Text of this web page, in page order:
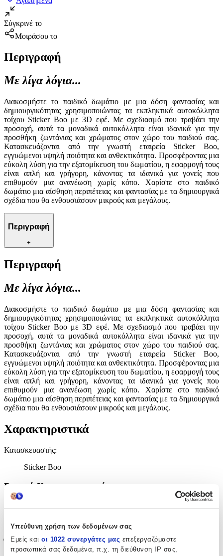
Υπεύθυνη χρήση των δεδομένων σας
Εμείς και οι 1022 συνεργάτες μας επεξεργαζόμαστε
προσωπικά σας δεδομένα, π.χ. τη διεύθυνση IP σας,
Σύγκρινέ το
Μοιράσου το
Περιγραφή
Με λίγα λόγια...
Διακοσμήστε το παιδικό δωμάτιο με μια δόση φαντασίας και
δημιουργικότητας χρησιμοποιώντας τα εκπληκτικά αυτοκόλλητα
τοίχου Sticker Boo με 3D εφέ. Με σχεδιασμό που τραβάει την
προσοχή, αυτά τα μοναδικά αυτοκόλλητα είναι ιδανικά για την
προσθήκη ζωντάνιας και χρώματος στον χώρο του παιδιού σας.
Κατασκευάζονται από την γνωστή εταιρεία Sticker Boo,
εγγυώμενοι υψηλή ποιότητα και ανθεκτικότητα. Προσφέροντας μια
εύκολη λύση για την εξατομίκευση του δωματίου, η εφαρμογή τους
είναι απλή και γρήγορη, κάνοντας τα ιδανικά για γονείς που
επιθυμούν μια ανανέωση χωρίς κόπο. Χαρίστε στο παιδικό
δωμάτιο μια αίσθηση περιπέτειας και φαντασίας με τα δημιουργικά
σχέδια που θα ενθουσιάσουν μικρούς και μεγάλους.
Περιγραφή
+
Περιγραφή
Με λίγα λόγια...
Διακοσμήστε το παιδικό δωμάτιο με μια δόση φαντασίας και
δημιουργικότητας χρησιμοποιώντας τα εκπληκτικά αυτοκόλλητα
τοίχου Sticker Boo με 3D εφέ. Με σχεδιασμό που τραβάει την
προσοχή, αυτά τα μοναδικά αυτοκόλλητα είναι ιδανικά για την
προσθήκη ζωντάνιας και χρώματος στον χώρο του παιδιού σας.
Κατασκευάζονται από την γνωστή εταιρεία Sticker Boo,
εγγυώμενοι υψηλή ποιότητα και ανθεκτικότητα. Προσφέροντας μια
εύκολη λύση για την εξατομίκευση του δωματίου, η εφαρμογή τους
είναι απλή και γρήγορη, κάνοντας τα ιδανικά για γονείς που
επιθυμούν μια ανανέωση χωρίς κόπο. Χαρίστε στο παιδικό
δωμάτιο μια αίσθηση περιπέτειας και φαντασίας με τα δημιουργικά
σχέδια που θα ενθουσιάσουν μικρούς και μεγάλους.
Χαρακτηριστικά
Κατασκευαστής:
Sticker Boo
Βασικά Χαρακτηριστικά
Τοίχου
Έξτρα Χαρακτηριστικά